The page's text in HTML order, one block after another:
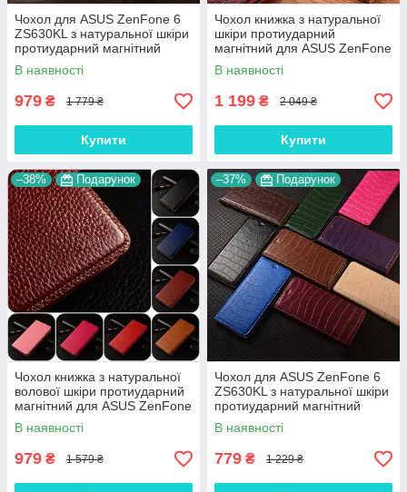
Чохол для ASUS ZenFone 6
ZS630KL з натуральної шкіри
протиударний магнітний
книжка з підставкою
"CROCOHEAD"
В наявності
979 ₴ 1 779 ₴
Купити
Чохол книжка з натуральної
шкіри протиударний
магнітний для ASUS ZenFone
6 ZS630KL "JACOSA"
В наявності
1 199 ₴ 2 049 ₴
Купити
–38% Подарунок
Чохол книжка з натуральної
волової шкіри протиударний
магнітний для ASUS ZenFone
6 ZS630KL "BULL"
В наявності
979 ₴ 1 579 ₴
–37% Подарунок
Чохол для ASUS ZenFone 6
ZS630KL з натуральної шкіри
протиударний магнітний
книжка з підставкою "LUXOR"
В наявності
779 ₴ 1 229 ₴